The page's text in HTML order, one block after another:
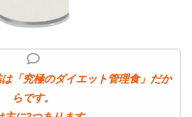
「究極のダイエット管理食」だか
らです。